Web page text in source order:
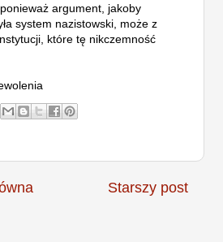
argument, jakoby
system nazistowski, może z
które tę nikczemność
Starszy post